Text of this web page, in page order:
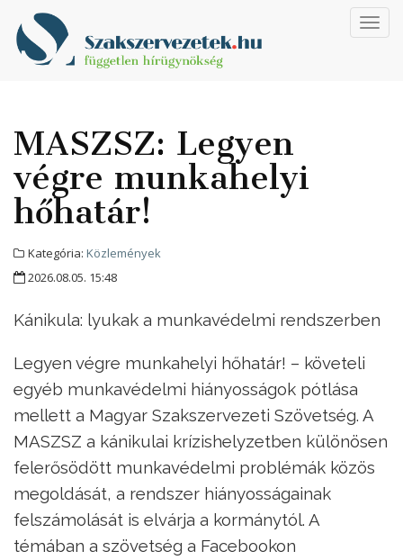
MASZSZ: Legyen
végre munkahelyi
hőhatár!
Kategória: Közlemények
2026.08.05. 15:48
Kánikula: lyukak a munkavédelmi rendszerben
Legyen végre munkahelyi hőhatár! – követeli
egyéb munkavédelmi hiányosságok pótlása
mellett a Magyar Szakszervezeti Szövetség. A
MASZSZ a kánikulai krízishelyzetben különösen
felerősödött munkavédelmi problémák közös
megoldását, a rendszer hiányosságainak
felszámolását is elvárja a kormánytól. A
témában a szövetség a Facebookon